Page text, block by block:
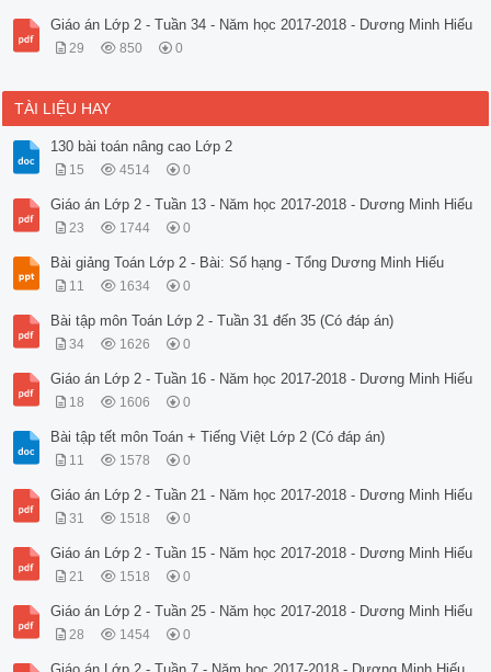
Giáo án Lớp 2 - Tuần 34 - Năm học 2017-2018 - Dương Minh Hiếu
29 850 0
TÀI LIỆU HAY
130 bài toán nâng cao Lớp 2
15 4514 0
Giáo án Lớp 2 - Tuần 13 - Năm học 2017-2018 - Dương Minh Hiếu
23 1744 0
Bài giảng Toán Lớp 2 - Bài: Số hạng - Tổng Dương Minh Hiếu
11 1634 0
Bài tập môn Toán Lớp 2 - Tuần 31 đến 35 (Có đáp án)
34 1626 0
Giáo án Lớp 2 - Tuần 16 - Năm học 2017-2018 - Dương Minh Hiếu
18 1606 0
Bài tập tết môn Toán + Tiếng Việt Lớp 2 (Có đáp án)
11 1578 0
Giáo án Lớp 2 - Tuần 21 - Năm học 2017-2018 - Dương Minh Hiếu
31 1518 0
Giáo án Lớp 2 - Tuần 15 - Năm học 2017-2018 - Dương Minh Hiếu
21 1518 0
Giáo án Lớp 2 - Tuần 25 - Năm học 2017-2018 - Dương Minh Hiếu
28 1454 0